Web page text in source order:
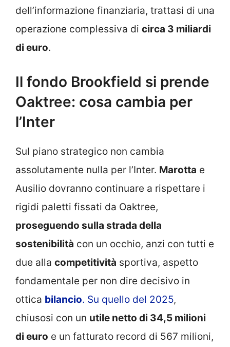
dell’informazione finanziaria, trattasi di una
operazione complessiva di circa 3 miliardi
di euro.
Il fondo Brookfield si prende
Oaktree: cosa cambia per
l’Inter
Sul piano strategico non cambia
assolutamente nulla per l’Inter. Marotta e
Ausilio dovranno continuare a rispettare i
rigidi paletti fissati da Oaktree,
proseguendo sulla strada della
sostenibilità con un occhio, anzi con tutti e
due alla competitività sportiva, aspetto
fondamentale per non dire decisivo in
ottica bilancio. Su quello del 2025,
chiusosi con un utile netto di 34,5 milioni
di euro e un fatturato record di 567 milioni,